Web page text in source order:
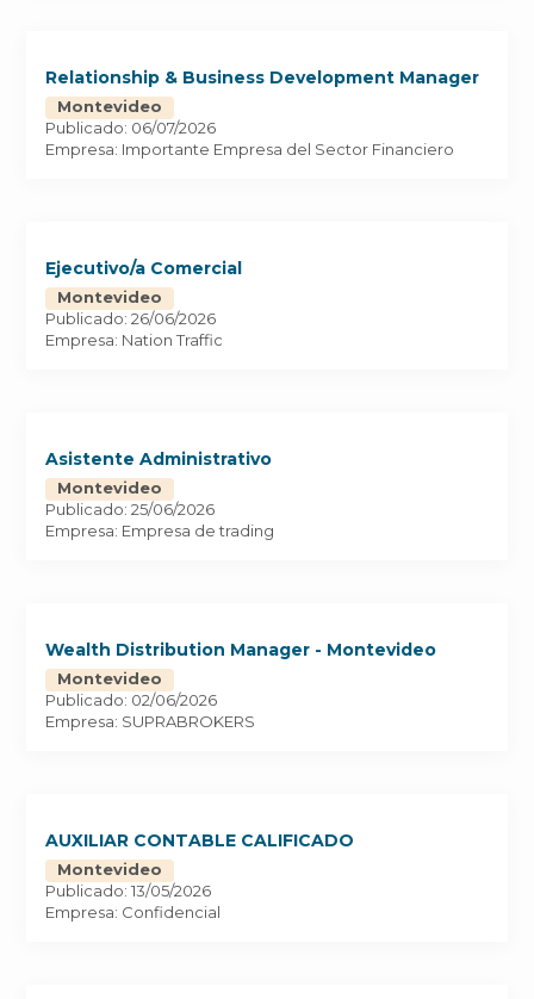
Relationship & Business Development Manager
Montevideo
Publicado: 06/07/2026
Empresa: Importante Empresa del Sector Financiero
Ejecutivo/a Comercial
Montevideo
Publicado: 26/06/2026
Empresa: Nation Traffic
Asistente Administrativo
Montevideo
Publicado: 25/06/2026
Empresa: Empresa de trading
Wealth Distribution Manager - Montevideo
Montevideo
Publicado: 02/06/2026
Empresa: SUPRABROKERS
AUXILIAR CONTABLE CALIFICADO
Montevideo
Publicado: 13/05/2026
Empresa: Confidencial